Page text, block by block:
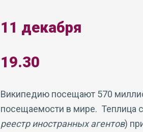
11 декабря
19.30
Википедию посещают 570
посещаемости в мире. Теплица
реестр иностранных агентов)